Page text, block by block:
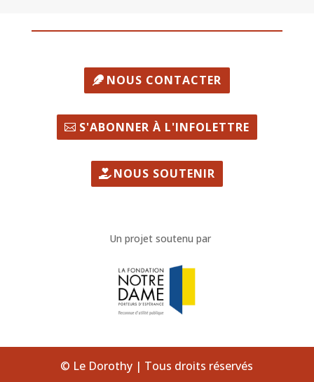
NOUS CONTACTER
S'ABONNER À L'INFOLETTRE
NOUS SOUTENIR
Un projet soutenu par
© Le Dorothy | Tous droits réservés